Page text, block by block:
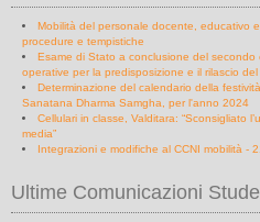
Mobilità del personale docente, educativo
procedure e tempistiche
Esame di Stato a conclusione del
operative per la predisposizione e il rilascio
Determinazione del calendario della
Sanatana Dharma Samgha, per l'anno 2024
Cellulari in classe, Valditara: “Sconsigliato
media”
Integrazioni e modifiche al CCNI mobilità -
Ultime Comunicazioni